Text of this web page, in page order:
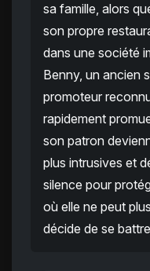
sa famille, alors
son propre
dans une société
Benny, un ancien
promoteur
rapidement
son patron
plus intrusives et
silence pour
où elle ne peut
décide de se